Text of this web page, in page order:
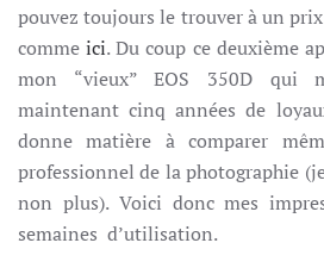
pouvez toujours le trouver à un
commeici. Du coup ce deuxième
mon “vieux” EOS 350D qui
maintenant cinq années de
donne matière à comparer
professionnel de la photographie
non plus). Voici donc mes
semaines d’utilisation.